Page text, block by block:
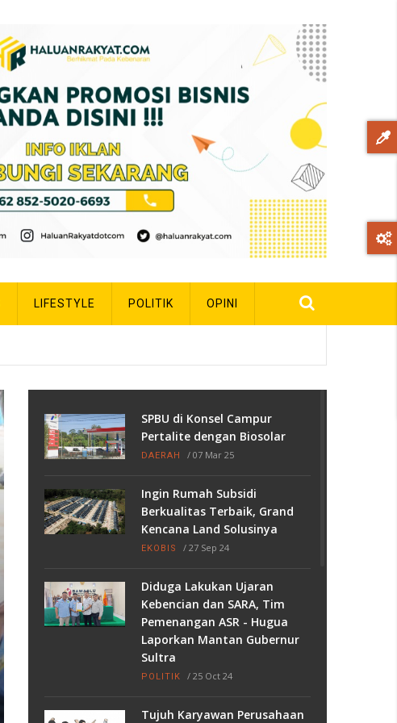
LIFESTYLE POLITIK OPINI
SPBU di Konsel Campur
Pertalite dengan Biosolar
DAERAH / 07 Mar 25
Ingin Rumah Subsidi
Berkualitas Terbaik, Grand
Kencana Land Solusinya
EKOBIS / 27 Sep 24
Diduga Lakukan Ujaran
Kebencian dan SARA, Tim
Pemenangan ASR - Hugua
Laporkan Mantan Gubernur
Sultra
POLITIK / 25 Oct 24
Tujuh Karyawan Perusahaan